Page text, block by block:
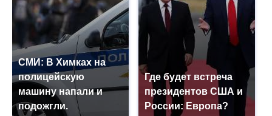
СМИ: В Химках на
полицейскую
машину напали и
подожгли.
Где будет встреча
президентов США и
России: Европа?